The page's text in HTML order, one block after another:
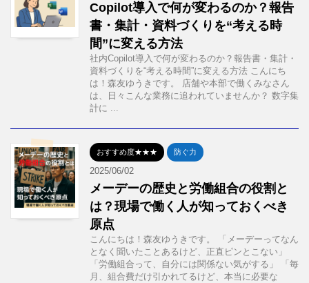
Copilot導入で何が変わるのか？報告
書・集計・資料づくりを“考える時
間”に変える方法
社内Copilot導入で何が変わるのか？報告書・集計・
資料づくりを“考える時間”に変える方法 こんにち
は！森友ゆうきです。 店舗や本部で働くみなさん
は、日々こんな業務に追われていませんか？ 数字集
計に ...
おすすめ度★★★ 防ぐ力
2025/06/02
メーデーの歴史と労働組合の役割と
は？現場で働く人が知っておくべき
原点
こんにちは！森友ゆうきです。 「メーデーってなん
となく聞いたことあるけど、正直ピンとこない」
「労働組合って、自分には関係ない気がする」 「毎
月、組合費だけ引かれてるけど、本当に必要な